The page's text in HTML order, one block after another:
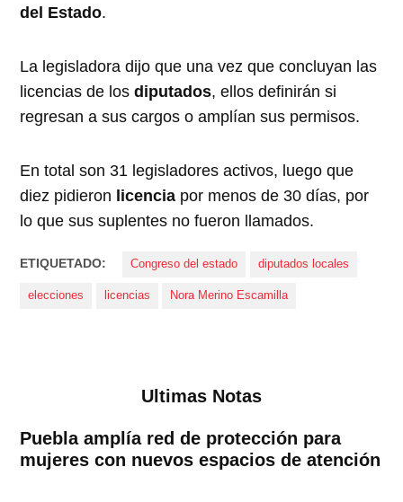
del Estado.
La legisladora dijo que una vez que concluyan las
licencias de losdiputados, ellos definirán si
regresan a sus cargos o amplían sus permisos.
En total son 31 legisladores activos, luego que
diez pidieron licencia por menos de 30 días, por
lo que sus suplentes no fueron llamados.
ETIQUETADO: Congreso del estado diputados locales
elecciones licencias Nora Merino Escamilla
Ultimas Notas
Puebla amplía red de protección para
mujeres con nuevos espacios de atención